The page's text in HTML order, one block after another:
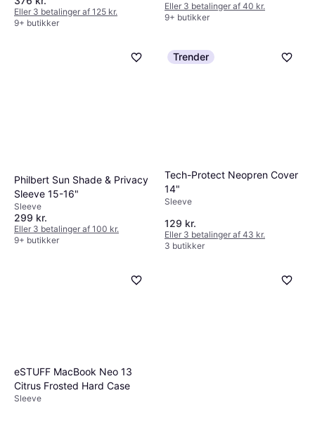
Eller 3 betalinger af 125 kr.
9+ butikker
Eller 3 betalinger af 40 kr.
9+ butikker
Philbert Sun Shade & Privacy
Sleeve 15-16"
Sleeve
299 kr.
Eller 3 betalinger af 100 kr.
9+ butikker
Trender
Tech-Protect Neopren Cover
14"
Sleeve
129 kr.
Eller 3 betalinger af 43 kr.
3 butikker
eSTUFF MacBook Neo 13
Citrus Frosted Hard Case
Sleeve